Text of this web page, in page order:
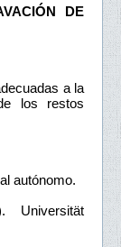
DE
a la
los restos
autónomo.
Universität